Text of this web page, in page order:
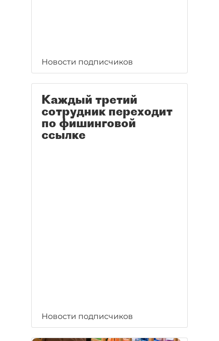
Новости подписчиков
Каждый третий
сотрудник переходит
по фишинговой
ссылке
Новости подписчиков